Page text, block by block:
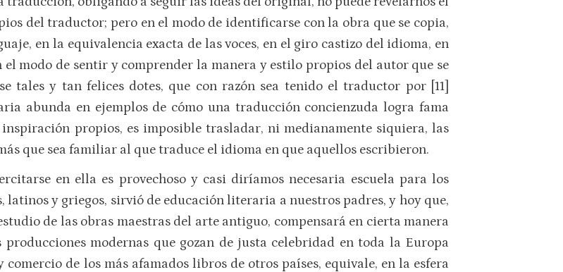
del traductor; pero en el modo de identificarse con la obra que se copia,
en la equivalencia exacta de las voces, en el giro castizo del idioma, en
modo de sentir y comprender la manera y estilo propios del autor que se
tales y tan felices dotes, que con razón sea tenido el traductor por [11]
abunda en ejemplos de cómo una traducción concienzuda logra fama
inspiración propios, es imposible trasladar, ni medianamente siquiera, las
que sea familiar al que traduce el idioma en que aquellos escribieron.
en ella es provechoso y casi diríamos necesaria escuela para los
latinos y griegos, sirvió de educación literaria a nuestros padres, y hoy que,
de las obras maestras del arte antiguo, compensará en cierta manera
modernas que gozan de justa celebridad en toda la Europa
de los más afamados libros de otros países, equivale, en la esfera